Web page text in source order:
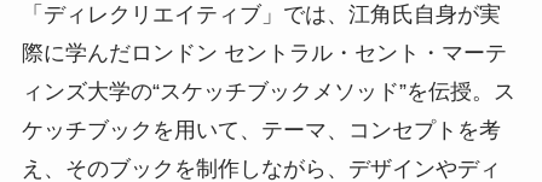
「ディレクリエイティブ」では、江角氏自身が実
際に学んだロンドン セントラル・セント・マーテ
ィンズ大学の“スケッチブックメソッド”を伝授。ス
ケッチブックを用いて、テーマ、コンセプトを考
え、そのブックを制作しながら、デザインやディ